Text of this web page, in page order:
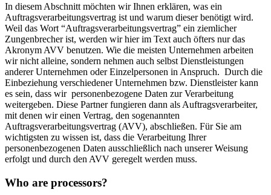
In diesem Abschnitt möchten wir Ihnen erklären, was ein
Auftragsverarbeitungsvertrag ist und warum dieser benötigt wird.
Weil das Wort “Auftragsverarbeitungsvertrag” ein ziemlicher
Zungenbrecher ist, werden wir hier im Text auch öfters nur das
Akronym AVV benutzen. Wie die meisten Unternehmen arbeiten
wir nicht alleine, sondern nehmen auch selbst Dienstleistungen
anderer Unternehmen oder Einzelpersonen in Anspruch. Durch die
Einbeziehung verschiedener Unternehmen bzw. Dienstleister kann
es sein, dass wir personenbezogene Daten zur Verarbeitung
weitergeben. Diese Partner fungieren dann als Auftragsverarbeiter,
mit denen wir einen Vertrag, den sogenannten
Auftragsverarbeitungsvertrag (AVV), abschließen. Für Sie am
wichtigsten zu wissen ist, dass die Verarbeitung Ihrer
personenbezogenen Daten ausschließlich nach unserer Weisung
erfolgt und durch den AVV geregelt werden muss.
Who are processors?